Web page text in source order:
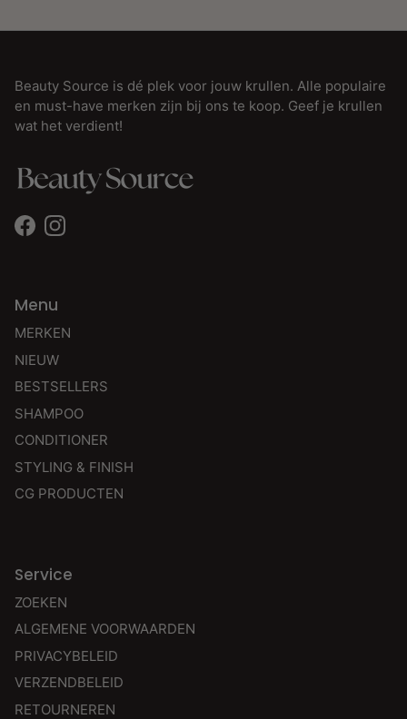
Beauty Source is dé plek voor jouw krullen. Alle populaire
en must-have merken zijn bij ons te koop. Geef je krullen
wat het verdient!
FacebookInstagram
Menu
MERKEN
NIEUW
BESTSELLERS
SHAMPOO
CONDITIONER
STYLING & FINISH
CG PRODUCTEN
Service
ZOEKEN
ALGEMENE VOORWAARDEN
PRIVACYBELEID
VERZENDBELEID
RETOURNEREN